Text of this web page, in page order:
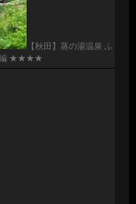
【秋田】蒸の湯温泉 ふ
編 ★★★★